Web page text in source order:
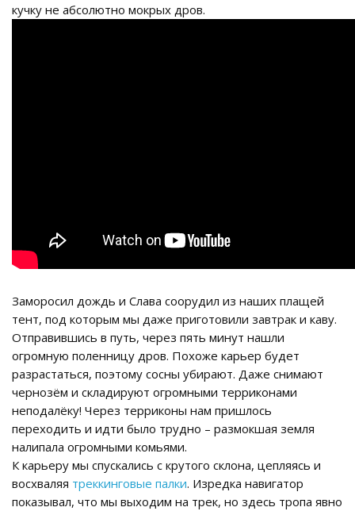
кучку не абсолютно мокрых дров.
Заморосил дождь и Слава соорудил из наших плащей
тент, под которым мы даже приготовили завтрак и каву.
Отправившись в путь, через пять минут нашли
огромную поленницу дров. Похоже карьер будет
разрастаться, поэтому сосны убирают. Даже снимают
чернозём и складируют огромными терриконами
неподалёку! Через терриконы нам пришлось
переходить и идти было трудно – размокшая земля
налипала огромными комьями.
К карьеру мы спускались с крутого склона, цепляясь и
восхваляя треккинговые палки. Изредка навигатор
показывал, что мы выходим на трек, но здесь тропа явно